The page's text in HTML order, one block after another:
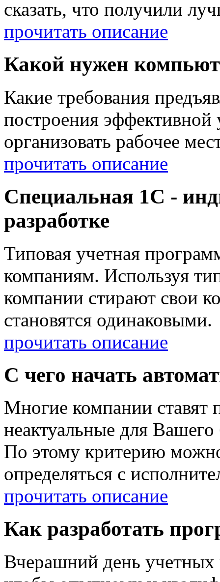
сказать, что получили
прочитать описание
Какой нужен
Какие требования
построения эффективной
организовать рабочее
прочитать описание
Специальная 1С -
разработке
Типовая учетная
компаниям. Используя
компании стирают свои
становятся одинаковыми.
прочитать описание
С чего начать
Многие компании ставят
неактуальные для
По этому критерию
определяться с
прочитать описание
Как разработать
Вчерашний день учетных